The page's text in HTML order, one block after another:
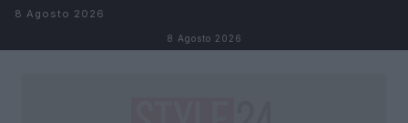
Salta al contenuto
8 Agosto 2026
8 Agosto 2026